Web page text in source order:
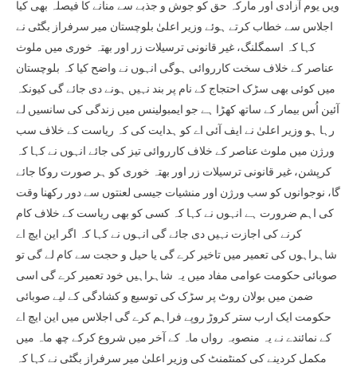
ویں یوم آزادی اور مارکہ حق کو جوش و جذبے سے منانے کا فیصلہ بھی کیا
اجلاس سے خطاب کرتے ہوئے وزیر اعلیٰ بلوچستان میر سرفراز بگٹی نے
کہا کہ اسمگلنگ، غیر قانونی ترسیلات زر اور بھتہ خوری میں ملوث
عناصر کے خلاف سخت کارروائی ہوگی انہوں نے واضح کیا کہ بلوچستان
میں کوئی بھی سڑک احتجاج کے نام پر بند نہیں ہونے دی جائے گی کیونکہ
آئین اُس بیمار کے ساتھ کھڑا ہے جو ایمبولینس میں زندگی کی سانسیں لے
رہا ہو وزیر اعلیٰ نے ایف آئی اے کو ہدایت کی کہ ریاست کے خلاف سب
ورژن میں ملوث عناصر کے خلاف کارروائی تیز کی جائے انہوں نے کہا کہ
کرپشن، غیر قانونی ترسیلات زر اور بھتہ خوری کو ہر صورت روکا جائے
گا، نوجوانوں کو سب ورژن اور منشیات جیسی لعنتوں سے دور رکھنا وقت
کی اہم ضرورت ہے انہوں نے کہا کہ کسی کو بھی ریاست کے خلاف کام
کرنے کی اجازت نہیں دی جائے گی انہوں نے کہا کہ اگر این ایچ اے
شاہراہوں کی تعمیر میں تاخیر کرے گی یا حیل و حجت سے کام لے گی تو
صوبائی حکومت عوامی مفاد میں یہ شاہراہیں خود تعمیر کرے گی اسی
ضمن میں بولان روٹ پر سڑک کی توسیع و کشادگی کے لیے صوبائی
حکومت ایک ارب ستر کروڑ روپے فراہم کرے گی اجلاس میں این ایچ اے
کے نمائندے نے یہ منصوبہ رواں ماہ کے آخر میں شروع کرکے چھ ماہ میں
مکمل کردینے کی کمنٹمنٹ کی وزیر اعلیٰ میر سرفراز بگٹی نے کہا کہ